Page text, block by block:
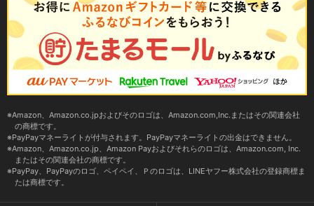
Amazon、Amazon.co.jpおよびそのロゴは、Amazon.com,Inc.またはその関連会社
の商標です。
PayPayマネーライトが付与されます。PayPayマネーライトの出金はできません。
Amazon、Amazon.co.jp、Amazon Payおよびそれらのロゴは、Amazon.com, Inc.
またはその関連会社の商標です。
PayPay、PayPayのロゴ、ペイペイ、Ｐのロゴは、LINEヤフー株式会社の登録商標ま
たは商標です。